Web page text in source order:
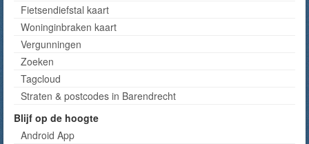
Fietsendiefstal kaart
Woninginbraken kaart
Vergunningen
Zoeken
Tagcloud
Straten & postcodes in Barendrecht
Blijf op de hoogte
Android App